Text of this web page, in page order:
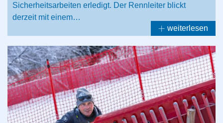
Sicherheitsarbeiten erledigt. Der Rennleiter blickt
derzeit mit einem…
weiterlesen